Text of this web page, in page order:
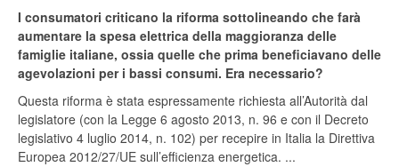
I consumatori criticano la riforma sottolineando che farà
aumentare la spesa elettrica della maggioranza delle
famiglie italiane, ossia quelle che prima beneficiavano delle
agevolazioni per i bassi consumi. Era necessario?
Questa riforma è stata espressamente richiesta all’Autorità dal
legislatore (con la Legge 6 agosto 2013, n. 96 e con il Decreto
legislativo 4 luglio 2014, n. 102) per recepire in Italia la Direttiva
Europea 2012/27/UE sull’efficienza energetica. ...